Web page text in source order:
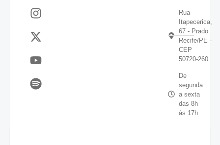
Rua
Itapecerica,
67 - Prado
Recife/PE -
CEP
50720-260
De
segunda
a sexta
das 8h
às 17h